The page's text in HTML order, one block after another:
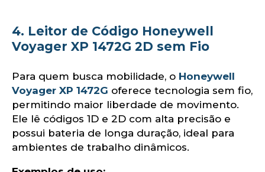
4. Leitor de Código Honeywell
Voyager XP 1472G 2D sem Fio
Para quem busca mobilidade, o Honeywell
Voyager XP 1472G oferece tecnologia sem fio,
permitindo maior liberdade de movimento.
Ele lê códigos 1D e 2D com alta precisão e
possui bateria de longa duração, ideal para
ambientes de trabalho dinâmicos.​